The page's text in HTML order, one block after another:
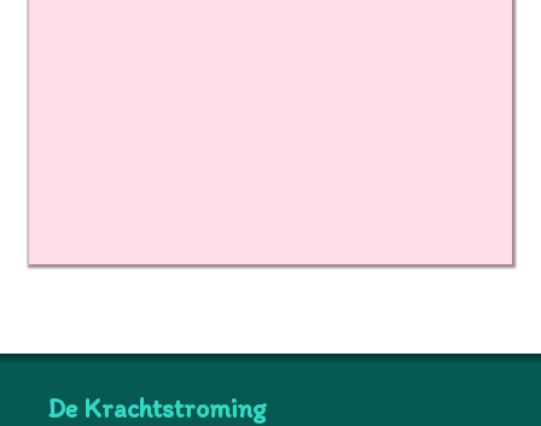
De Krachtstroming